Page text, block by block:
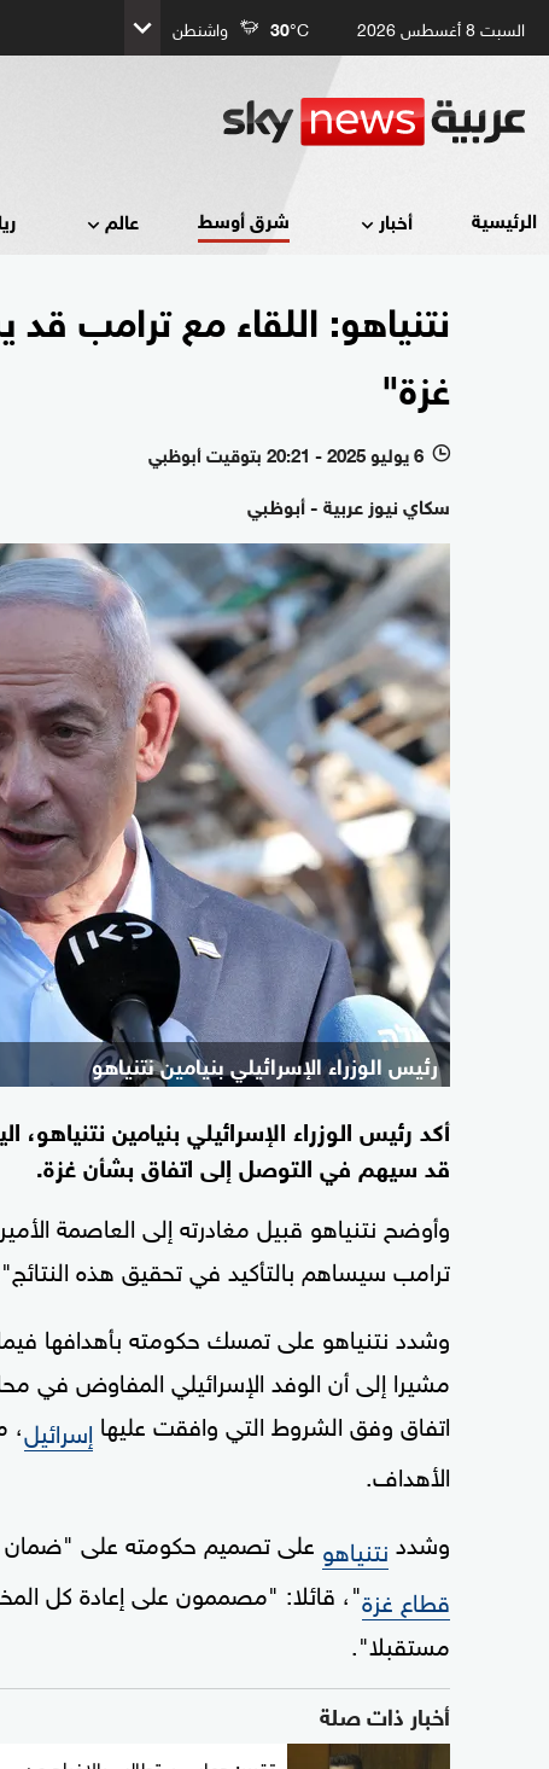
السبت 8 أغسطس 2026 30°C واشنطن
الرئيسية أخبار شرق أوسط عالم
نتنياهو: اللقاء مع ترامب
غزة"
l 6 يوليو 2025 - 20:21 بتوقيت أبوظبي
سكاي نيوز عربية - أبوظبي
رئيس الوزراء الإسرائيلي بنيامين نتنياهو
أكد رئيس الوزراء الإسرائيلي بنيامين نتنياهو،
قد سيهم في التوصل إلى اتفاق بشأن غزة.
وأوضح نتنياهو قبيل مغادرته إلى العاصمة
ترامب سيساهم بالتأكيد في تحقيق هذه
وشدد نتنياهو على تمسك حكومته بأهدافها
مشيرا إلى أن الوفد الإسرائيلي المفاوض في
اتفاق وفق الشروط التي وافقت عليها إسرائيل،
الأهداف.
وشدد نتنياهو على تصميم حكومته على "ضمان
قطاع غزة"، قائلا: "مصممون على إعادة كل
مستقبلا".
أخبار ذات صلة